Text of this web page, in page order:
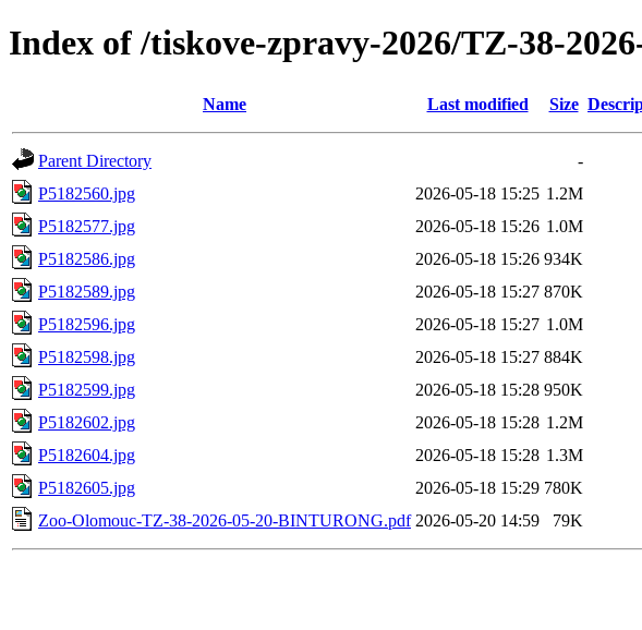
Index of /tiskove-zpravy-2026/TZ-38-
Name Last modified Size
Parent Directory
-
P5182560.jpg
2026-05-18 15:25 1.2M
P5182577.jpg
2026-05-18 15:26 1.0M
P5182586.jpg
2026-05-18 15:26 934K
P5182589.jpg
2026-05-18 15:27 870K
P5182596.jpg
2026-05-18 15:27 1.0M
P5182598.jpg
2026-05-18 15:27 884K
P5182599.jpg
2026-05-18 15:28 950K
P5182602.jpg
2026-05-18 15:28 1.2M
P5182604.jpg
2026-05-18 15:28 1.3M
P5182605.jpg
2026-05-18 15:29 780K
Zoo-Olomouc-TZ-38-2026-05-20-BINTURONG.pdf 2026-05-20 14:59 79K